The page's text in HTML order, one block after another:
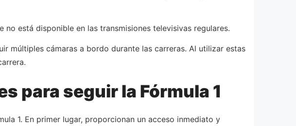
está disponible en las transmisiones televisivas regulares.
múltiples cámaras a bordo durante las carreras. Al utilizar estas
para seguir la Fórmula 1
1. En primer lugar, proporcionan un acceso inmediato y